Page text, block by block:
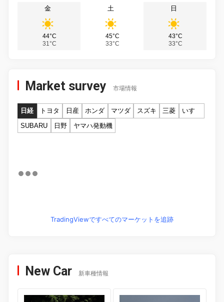
金
44°C
31°C
土
45°C
33°C
日
43°C
33°C
Market survey 市場情報
日経 トヨタ 日産 ホンダ マツダ スズキ 三菱
いすゞ
SUBARU
日野 ヤマハ発動機
TradingViewですべてのマーケットを追跡
New Car 新車種情報